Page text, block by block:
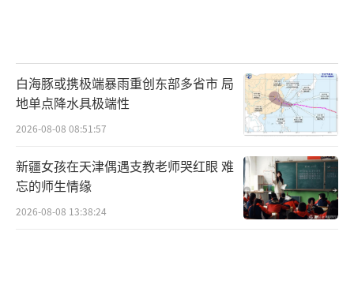
白海豚或携极端暴雨重创东部多省市 局
地单点降水具极端性
2026-08-08 08:51:57
新疆女孩在天津偶遇支教老师哭红眼 难
忘的师生情缘
2026-08-08 13:38:24